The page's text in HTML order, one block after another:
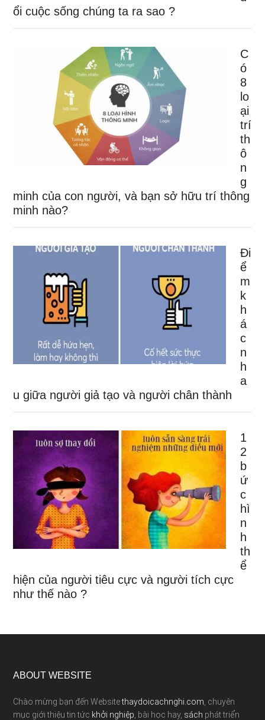
ổi cuộc sống chúng ta ra sao ?
C
ó
8
lo
ại
trí
th
ô
n
g
minh của con người, và bạn sở hữu trí thông
minh nào?
Đi
ể
m
k
h
á
c
n
h
a
u giữa người giả tạo và người chân thành
1
2
b
ứ
c
hì
n
h
th
ể
hiện của người tiêu cực và người tích cực
như thế nào ?
ABOUT WEBSITE
Chào mừng bạn đến Websitethaydoicachnghi.com , chuyên
mục giới thiệu tin tức khởi nghiệp , bài học hay, sách phát triển